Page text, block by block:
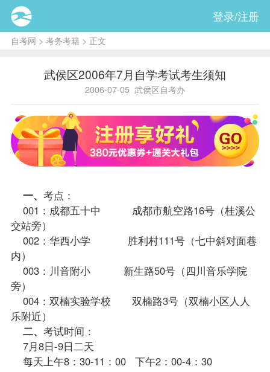
登录/注册
自考网 > 考务考籍 > 正文
武侯区2006年7月自学考试考生须知
2006-07-05 武侯区自考办
一、 考点：
001：成都五十中 成都市航空路16号（桂溪公
交站旁）
002：华西小学 胜利村111号（七中斜对面巷
内）
003：川音附小 新生路50号（四川音乐学院
旁）
004：双楠实验学校 双楠路3号（双楠小区人人
乐附近）
二、 考试时间：
7月8日-9日二天
每天上午8：30-11：00 下午2：00-4：30